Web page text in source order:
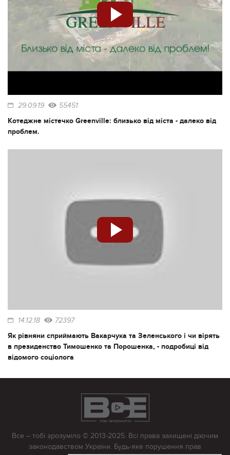
29.09.19 55451
Котеджне містечко Greenville: близько від міста - далеко від
проблем.
14.12.18 72397
Як рівняни сприймають Вакарчука та Зеленського і чи вірять
в президенство Тимошенко та Порошенка, - подробиці від
відомого соціолога
Все – тобі зрозуміло © 2013-2025. Всі права захищені діючим
законодавством України. Будь-яке порушення прав